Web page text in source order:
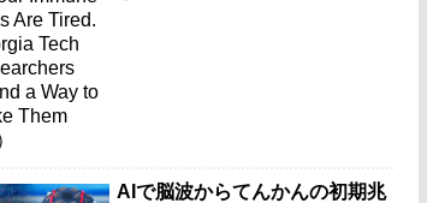
AIで脳波からてんかんの初期兆